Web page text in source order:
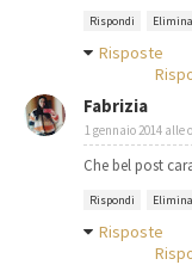
Rispondi Elimina
Risposte
Fabrizia
1 gennaio 2014 alle
Che bel post
Rispondi Elimina
Risposte